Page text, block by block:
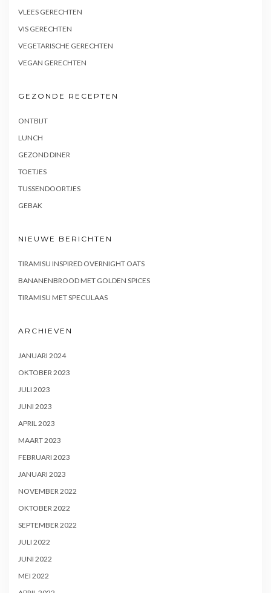
VLEES GERECHTEN
VIS GERECHTEN
VEGETARISCHE GERECHTEN
VEGAN GERECHTEN
GEZONDE RECEPTEN
ONTBIJT
LUNCH
GEZOND DINER
TOETJES
TUSSENDOORTJES
GEBAK
NIEUWE BERICHTEN
TIRAMISU INSPIRED OVERNIGHT OATS
BANANENBROOD MET GOLDEN SPICES
TIRAMISU MET SPECULAAS
ARCHIEVEN
JANUARI 2024
OKTOBER 2023
JULI 2023
JUNI 2023
APRIL 2023
MAART 2023
FEBRUARI 2023
JANUARI 2023
NOVEMBER 2022
OKTOBER 2022
SEPTEMBER 2022
JULI 2022
JUNI 2022
MEI 2022